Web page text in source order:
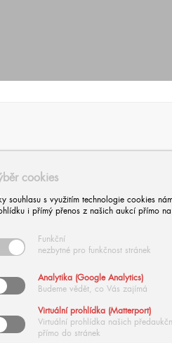
cookies
souhlasu s využitím technologie cookies
i přímý přenos z našich aukcí přímo
Funkční
nezbytné pro funkčnost stránek
Analytika (Google Analytics)
Budeme vědět, co Vás zajímá
Virtuální prohlídka (Matterport)
Virtuální prohlídka našich
přímo do stránek